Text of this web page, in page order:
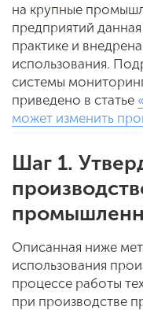
на крупные
предприятий
практике и
использования.
системы
приведено в статье
может изменить
Шаг 1.
Описанная ниже
использования
процессе работы
при производстве